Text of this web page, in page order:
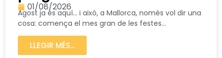
01/08/2026
Agost ja és aquí… i això, a Mallorca, només vol dir una
cosa: comença el mes gran de les festes...
LLEGIR MÉS...